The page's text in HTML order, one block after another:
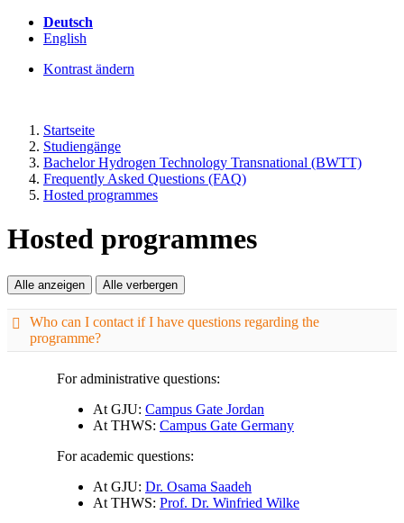
Deutsch
English
Kontrast ändern
Startseite
Studiengänge
Bachelor Hydrogen Technology Transnational (BWTT)
Frequently Asked Questions (FAQ)
Hosted programmes
Hosted programmes
Who can I contact if I have questions regarding the
programme?
For administrative questions:
At GJU: Campus Gate Jordan
At THWS: Campus Gate Germany
For academic questions:
At GJU: Dr. Osama Saadeh
At THWS: Prof. Dr. Winfried Wilke